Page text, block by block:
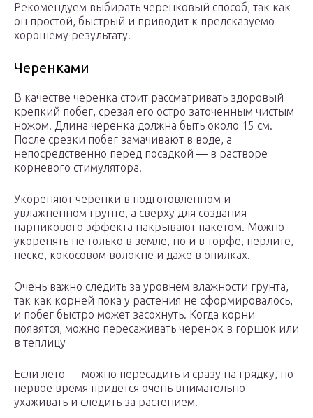
Рекомендуем выбирать черенковый способ, так как
он простой, быстрый и приводит к предсказуемо
хорошему результату.
Черенками
В качестве черенка стоит рассматривать здоровый
крепкий побег, срезая его остро заточенным чистым
ножом. Длина черенка должна быть около 15 см.
После срезки побег замачивают в воде, а
непосредственно перед посадкой — в растворе
корневого стимулятора.
Укореняют черенки в подготовленном и
увлажненном грунте, а сверху для создания
парникового эффекта накрывают пакетом. Можно
укоренять не только в земле, но и в торфе, перлите,
песке, кокосовом волокне и даже в опилках.
Очень важно следить за уровнем влажности грунта,
так как корней пока у растения не сформировалось,
и побег быстро может засохнуть. Когда корни
появятся, можно пересаживать черенок в горшок или
в теплицу
Если лето — можно пересадить и сразу на грядку, но
первое время придется очень внимательно
ухаживать и следить за растением.